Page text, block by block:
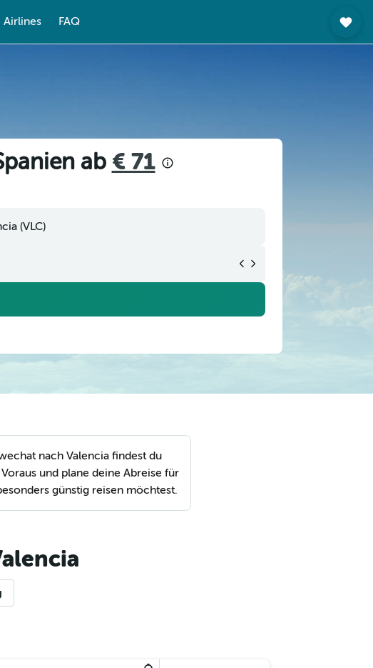
Airlines FAQ
ab € 71
nach Valencia findest du
und plane deine Abreise für
günstig reisen möchtest.